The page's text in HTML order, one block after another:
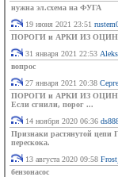
нужна эл.схема на ФУГА
19 июня 2021 23:51
ПОРОГИ и АРКИ ИЗ
31 января 2021 22:53
вопрос
27 января 2021 20:38
ПОРОГИ и АРКИ ИЗ
Если сгнили, порог ...
14 ноября 2020 06:36
Признаки растянутой цепи
перескока.
13 августа 2020 09:58
бензонасос